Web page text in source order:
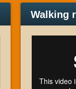
Walking